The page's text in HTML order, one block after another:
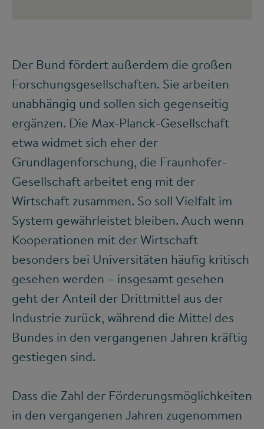
Der Bund fördert außerdem die großen
Forschungsgesellschaften. Sie arbeiten
unabhängig und sollen sich gegenseitig
ergänzen. Die Max-Planck-Gesellschaft
etwa widmet sich eher der
Grundlagenforschung, die Fraunhofer-
Gesellschaft arbeitet eng mit der
Wirtschaft zusammen. So soll Vielfalt im
System gewährleistet bleiben. Auch wenn
Kooperationen mit der Wirtschaft
besonders bei Universitäten häufig kritisch
gesehen werden – insgesamt gesehen
geht der Anteil der Drittmittel aus der
Industrie zurück, während die Mittel des
Bundes in den vergangenen Jahren kräftig
gestiegen sind.
Dass die Zahl der Förderungsmöglichkeiten
in den vergangenen Jahren zugenommen